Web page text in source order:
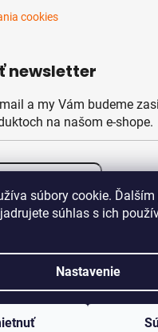
súbory cookie.
súhlas s ich
Nastavenie
cookies
newsletter
a my Vám budeme
na našom e-shope.
súhlasíte s
SA